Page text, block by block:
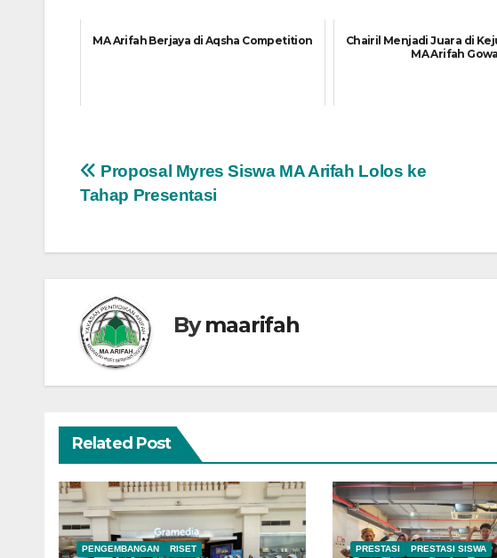
MA Arifah Berjaya di Aqsha Competition
Chairil Menjadi Juara di
MA Arifah
Navigasi
pos
Proposal Myres Siswa MA Arifah Lolos ke
Tahap Presentasi
Bymaarifah
Related Post
PENGEMBANGAN RISET PRESTASI PRESTASI SISWA